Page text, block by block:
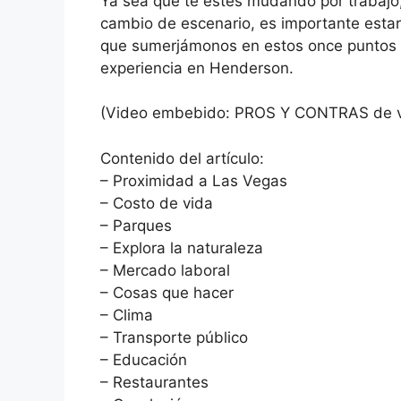
cambio de escenario, es importante
que sumerjámonos en estos once
experiencia en Henderson.
(Video embebido: PROS Y CONTRAS
Contenido del artículo:
– Proximidad a Las Vegas
– Costo de vida
– Parques
– Explora la naturaleza
– Mercado laboral
– Cosas que hacer
– Clima
– Transporte público
– Educación
– Restaurantes